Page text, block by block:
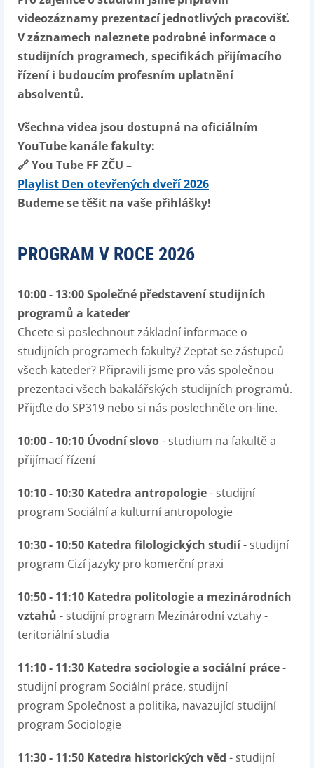
videozáznamy prezentací jednotlivých pracovišť.
V záznamech naleznete podrobné informace o
studijních programech, specifikách přijímacího
řízení i budoucím profesním uplatnění
absolventů.
Všechna videa jsou dostupná na oficiálním
YouTube kanále fakulty:
🔗 You Tube FF ZČU –
Playlist Den otevřených dveří 2026
Budeme se těšit na vaše přihlášky!
PROGRAM V ROCE 2026
10:00 - 13:00 Společné představení studijních
programů a kateder
Chcete si poslechnout základní informace o
studijních programech fakulty? Zeptat se zástupců
všech kateder? Připravili jsme pro vás společnou
prezentaci všech bakalářských studijních programů.
Přijďte do SP319 nebo si nás poslechněte on-line.
10:00 - 10:10 Úvodní slovo- studium na fakultě a
přijímací řízení
10:10 - 10:30 Katedra antropologie- studijní
program Sociální a kulturní antropologie
10:30 - 10:50 Katedra filologických studií- studijní
program Cizí jazyky pro komerční praxi
10:50 - 11:10 Katedra politologie a mezinárodních
vztahů - studijní program Mezinárodní vztahy -
teritoriální studia
11:10 - 11:30 Katedra sociologie a sociální práce-
studijní program Sociální práce, studijní
program Společnost a politika, navazující studijní
program Sociologie
11:30 - 11:50 Katedra historických věd - studijní